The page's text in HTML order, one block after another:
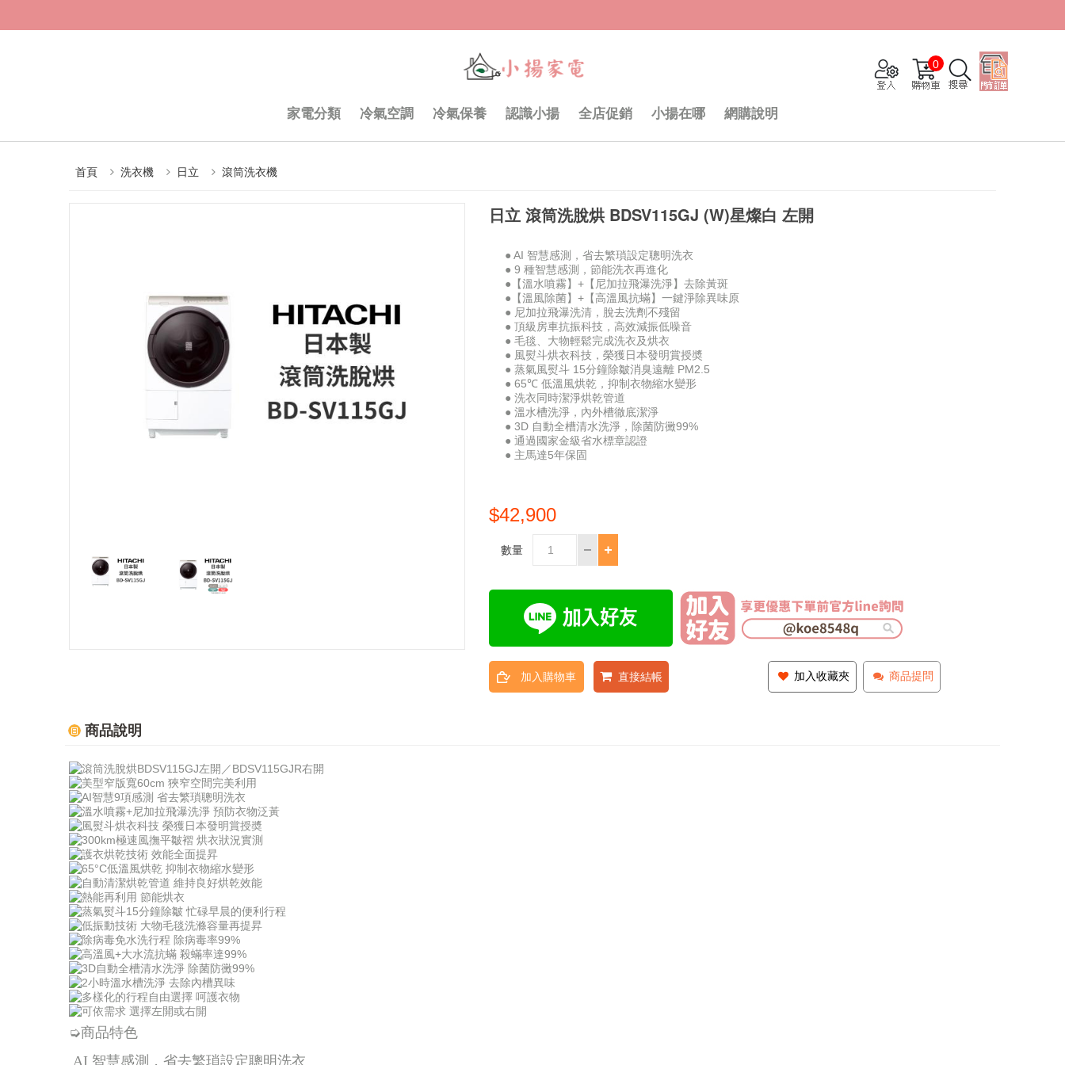
0
家電分類 冷氣空調 冷氣保養 認識小揚 全店促銷 小揚在哪 網購說明
首頁 洗衣機 日立 滾筒洗衣機
日立 滾筒洗脫烘 BDSV115GJ (W)星燦白 左開
● AI 智慧感測，省去繁瑣設定聰明洗衣
● 9 種智慧感測，節能洗衣再進化
●【溫水噴霧】+【尼加拉飛瀑洗淨】去除黃斑
●【溫風除菌】+【高溫風抗蟎】一鍵淨除異味原
● 尼加拉飛瀑洗清，脫去洗劑不殘留
● 頂級房車抗振科技，高效減振低噪音
● 毛毯、大物輕鬆完成洗衣及烘衣
● 風熨斗烘衣科技，榮獲日本發明賞授奬
● 蒸氣風熨斗 15分鐘除皺消臭遠離 PM2.5
● 65℃ 低溫風烘乾，抑制衣物縮水變形
● 洗衣同時潔淨烘乾管道
● 溫水槽洗淨，內外槽徹底潔淨
● 3D 自動全槽清水洗淨，除菌防黴99%
● 通過國家金級省水標章認證
● 主馬達5年保固
$42,900
數量
加入購物車 直接結帳 商品提問
加入收藏夾
商品說明
➭商品特色
AI 智慧感測，省去繁瑣設定聰明洗衣